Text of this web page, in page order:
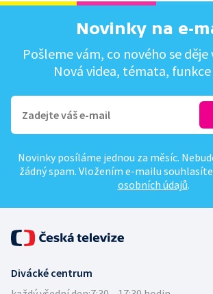
Novinky na e-
Pošleme vám, co nového se děje
Nová videa, témata,
Novinky posíláme jednou za měsíc.
žádný spam. Vložením e-mailu
osobních údajů.